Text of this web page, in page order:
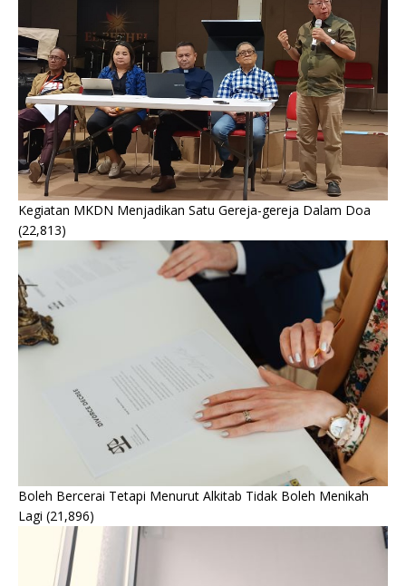
Kegiatan MKDN Menjadikan Satu Gereja-gereja Dalam Doa
(22,813)
Boleh Bercerai Tetapi Menurut Alkitab Tidak Boleh Menikah
Lagi (21,896)